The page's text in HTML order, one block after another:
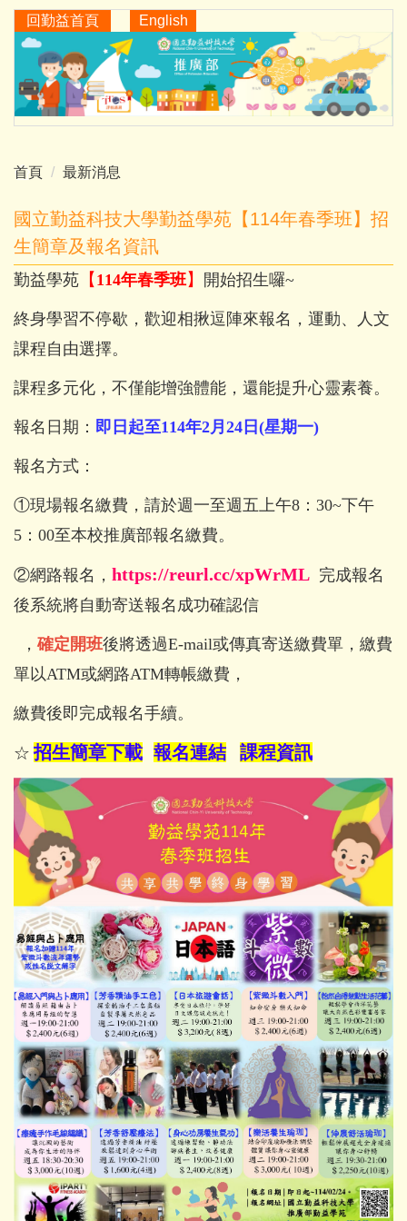
跳
到
要
容
回勤益首頁 English
首頁 最新消息
國立勤益科技大學勤益學苑【114年春季班】招
生簡章及報名資訊
勤益學苑 【 114年春季班】 開始招生囉~
終身學習不停歇，歡迎相揪逗陣來報名，運動、人文
課程自由選擇。
課程多元化，不僅能增強體能，還能提升心靈素養。
報名日期： 即日起至114年2月24 日 (星期一)
報名方式：
①現場報名繳費，請於週一至週五上午8 ： 30~下午
5 ： 00至本校推廣部報名繳費。
②網路報名， https://reurl.cc/xpWrML 完成報名
後系統將自動寄送報名成功確認信
， 確定開班後將透過E-mail或傳真寄送繳費單，繳費
單以ATM或網路ATM轉帳繳費，
繳費後即完成報名手續。
☆ 招生簡章下載 報名連結 課程資訊